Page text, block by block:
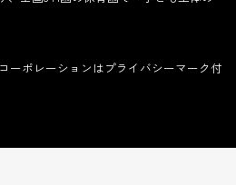
ーポレーションはプライバシーマーク付